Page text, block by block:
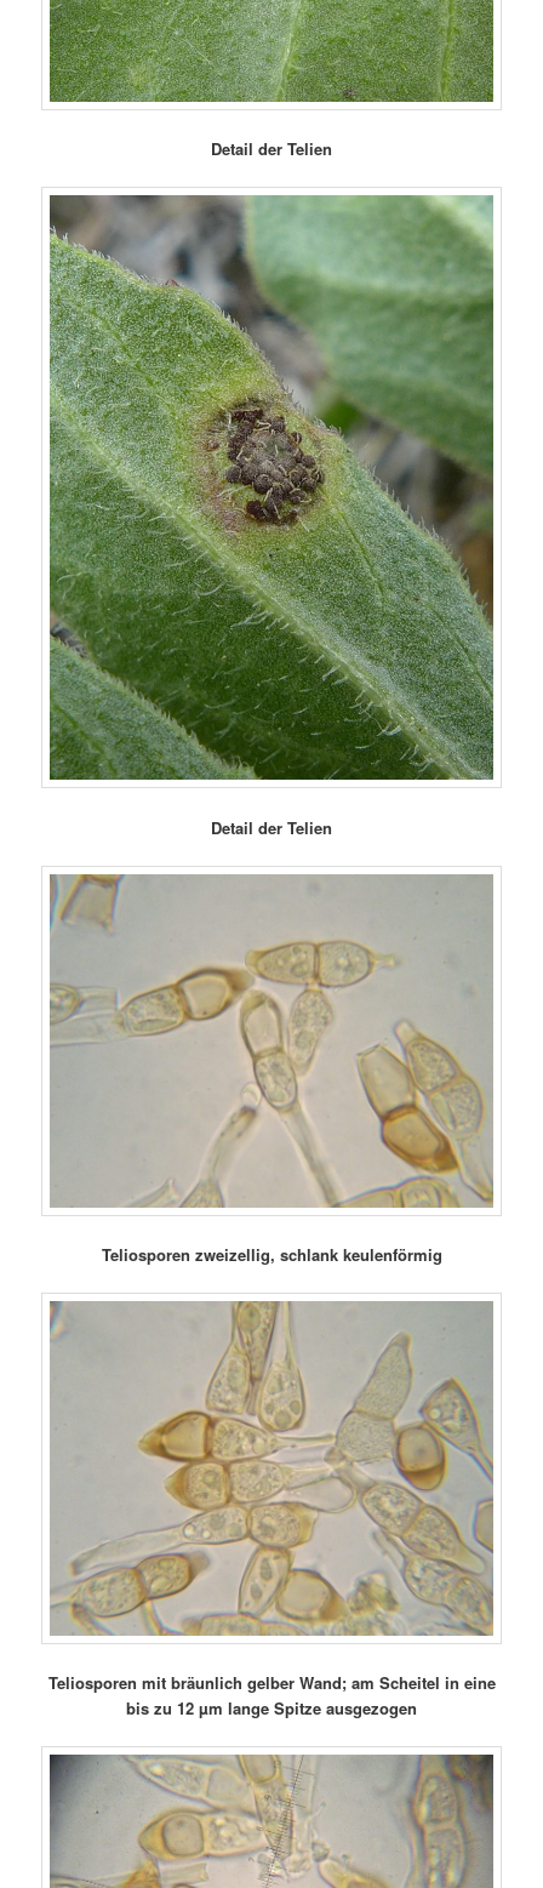
Detail der Telien
Detail der Telien
Teliosporen zweizellig, schlank keulenförmig
Teliosporen mit bräunlich gelber Wand; am Scheitel in eine
bis zu 12 µm lange Spitze ausgezogen